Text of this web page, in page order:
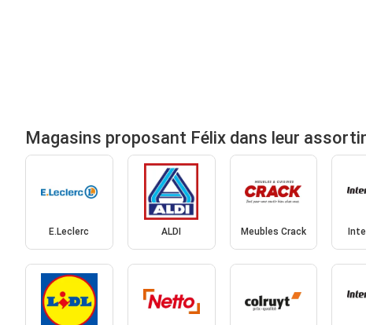
Magasins proposant Félix dans leur
E.Leclerc ALDI Meubles Crack